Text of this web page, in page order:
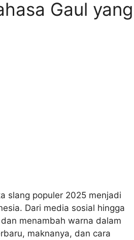
Gaul yang
slang populer 2025 menjadi
Dari media sosial hingga
menambah warna dalam
maknanya, dan cara